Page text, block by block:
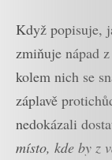
Když popisuje,
zmiňuje nápad
kolem nich se
záplavě
nedokázali
místo, kde by z